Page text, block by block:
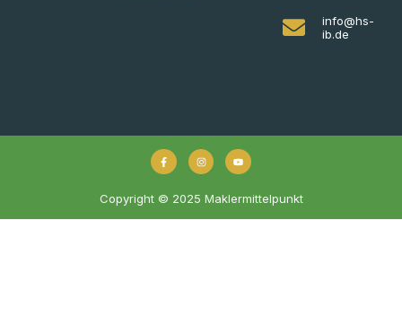
info@hs-
ib.de
Copyright © 2025 Maklermittelpunkt